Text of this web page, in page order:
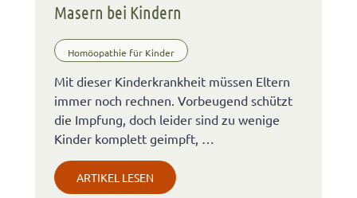
Masern bei Kindern
Homöopathie für Kinder
Mit dieser Kinderkrankheit müssen Eltern
immer noch rechnen. Vorbeugend schützt
die Impfung, doch leider sind zu wenige
Kinder komplett geimpft, …
ARTIKEL LESEN